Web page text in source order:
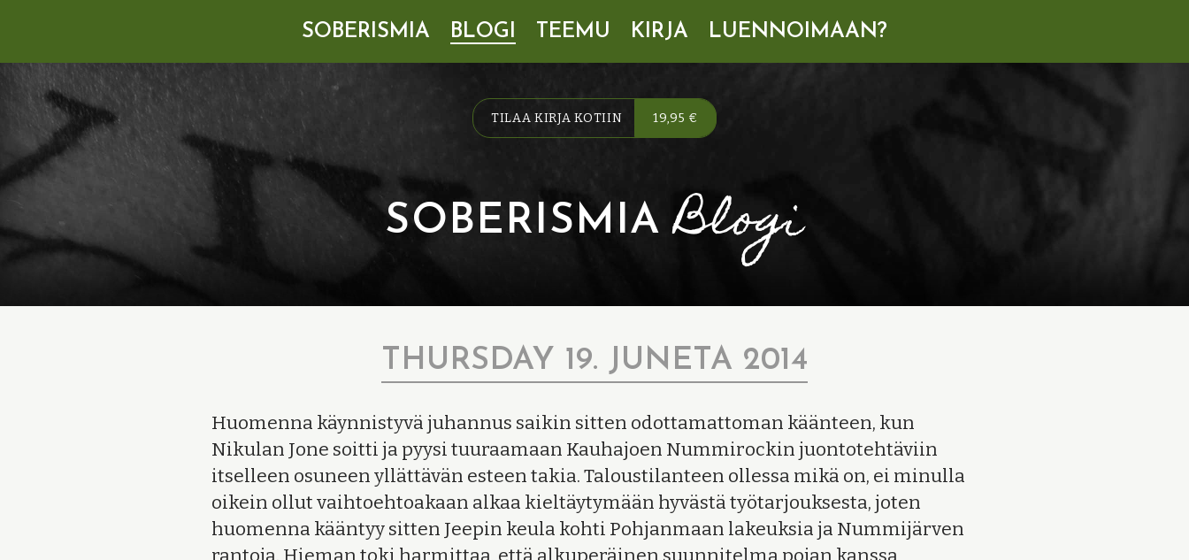
SOBERISMIA BLOGI TEEMU KIRJA LUENNOIMAAN?
TILAA KIRJA KOTIIN 19,95 €
SOBERISMIABlogi
THURSDAY 19. JUNETA 2014
Huomenna käynnistyvä juhannus saikin sitten odottamattoman käänteen, kun
Nikulan Jone soitti ja pyysi tuuraamaan Kauhajoen Nummirockin juontotehtäviin
itselleen osuneen yllättävän esteen takia. Taloustilanteen ollessa mikä on, ei minulla
oikein ollut vaihtoehtoakaan alkaa kieltäytymään hyvästä työtarjouksesta, joten
huomenna kääntyy sitten Jeepin keula kohti Pohjanmaan lakeuksia ja Nummijärven